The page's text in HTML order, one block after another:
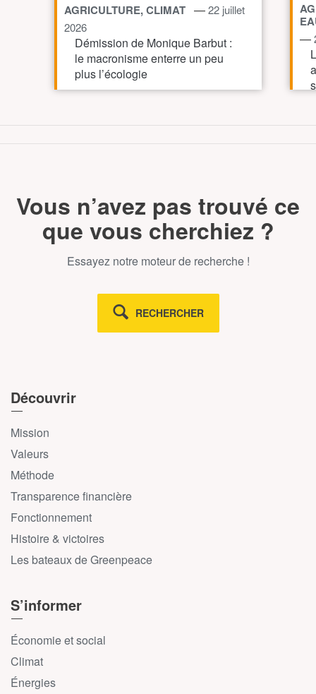
AGRICULTURE, CLIMAT —22 juillet
2026
Démission de Monique Barbut :
le macronisme enterre un peu
plus l’écologie
—
Vous n’avez pas trouvé ce
que vous cherchiez ?
Essayez notre moteur de recherche !
RECHERCHER
Découvrir
Mission
Valeurs
Méthode
Transparence financière
Fonctionnement
Histoire & victoires
Les bateaux de Greenpeace
S’informer
Économie et social
Climat
Énergies